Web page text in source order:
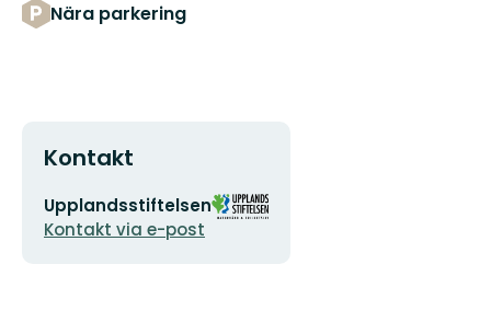
Nära parkering
Kontakt
E-
postadress
Upplandsstiftelsen
Kontakt via e-post
Organisationens
logotyp